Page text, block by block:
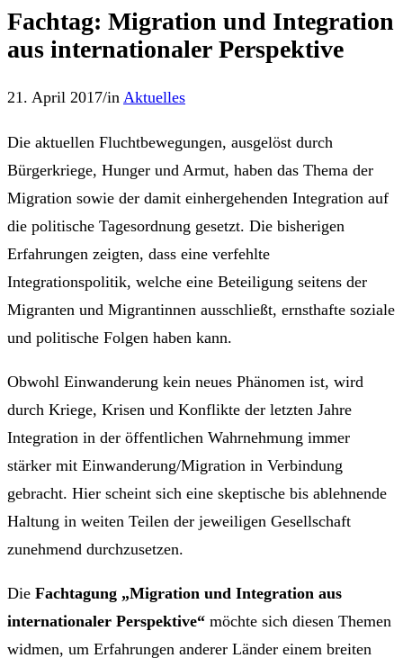
Fachtag: Migration und Integration
aus internationaler Perspektive
21. April 2017/in Aktuelles
Die aktuellen Fluchtbewegungen, ausgelöst durch
Bürgerkriege, Hunger und Armut, haben das Thema der
Migration sowie der damit einhergehenden Integration auf
die politische Tagesordnung gesetzt. Die bisherigen
Erfahrungen zeigten, dass eine verfehlte
Integrationspolitik, welche eine Beteiligung seitens der
Migranten und Migrantinnen ausschließt, ernsthafte soziale
und politische Folgen haben kann.
Obwohl Einwanderung kein neues Phänomen ist, wird
durch Kriege, Krisen und Konflikte der letzten Jahre
Integration in der öffentlichen Wahrnehmung immer
stärker mit Einwanderung/Migration in Verbindung
gebracht. Hier scheint sich eine skeptische bis ablehnende
Haltung in weiten Teilen der jeweiligen Gesellschaft
zunehmend durchzusetzen.
Die Fachtagung „Migration und Integration aus
internationaler Perspektive“ möchte sich diesen Themen
widmen, um Erfahrungen anderer Länder einem breiten